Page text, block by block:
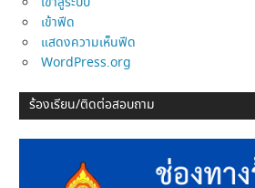
เข้าฟีด
แสดงความเห็นฟีด
WordPress.org
ร้องเรียน/ติดต่อสอบถาม